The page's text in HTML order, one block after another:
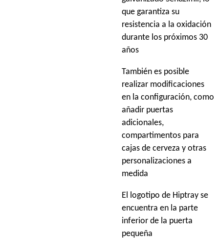
que garantiza su
resistencia a la oxidación
durante los próximos 30
años
También es posible
realizar modificaciones
en la configuración, como
añadir puertas
adicionales,
compartimentos para
cajas de cerveza y otras
personalizaciones a
medida
El logotipo de Hiptray se
encuentra en la parte
inferior de la puerta
pequeña